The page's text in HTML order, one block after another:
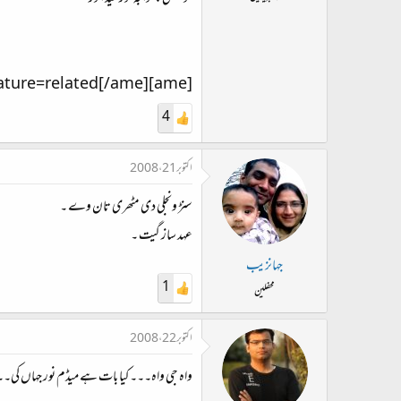
[ame]http://www.youtube.com/watch?v=fMjXz3U2n9Y&feature=related[/ame]
4
جہانزیب
محفلین
اکتوبر 21، 2008
سنڑ‌ ونجلی دی مٹھری تان وے ۔
عہد ساز گیت ۔
1
اکتوبر 22، 2008
واہ جی واہ۔۔۔ کیا بات ہے میڈم نور جہاں